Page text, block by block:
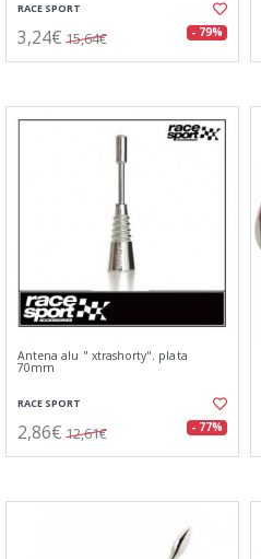
RACE SPORT
3,24€ 15,64€ - 79%
Antena alu " xtrashorty". plata
70mm
RACE SPORT
2,86€ 12,61€ - 77%